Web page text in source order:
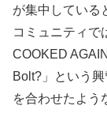
が集中している
コミュニティで
COOKED
Bolt?」という
を合わせたよう